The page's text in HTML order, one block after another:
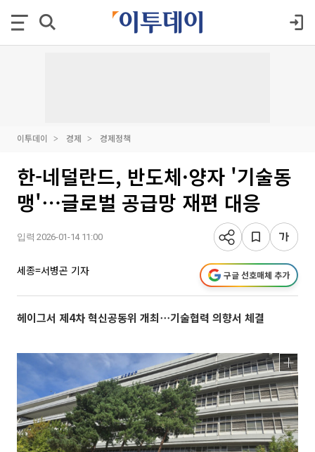
이투데이 경제 경제정책
한-네덜란드, 반도체·양자 '기술동
맹'⋯글로벌 공급망 재편 대응
입력 2026-01-14 11:00
세종=서병곤 기자 구글 선호매체 추가
헤이그서 제4차 혁신공동위 개최⋯기술협력 의향서 체결